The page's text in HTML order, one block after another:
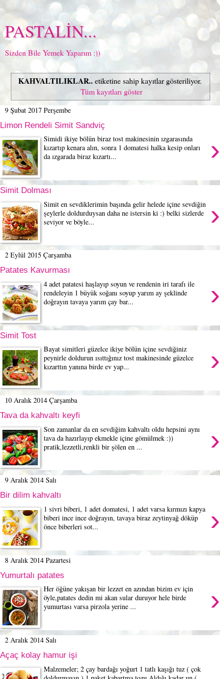
PASTALİN...
Sizden Bile Yemek Yaparım :))
KAHVALTILIKLAR..etiketine sahip kayıtlar gösteriliyor.
Tüm kayıtları göster
9 Şubat 2017 Perşembe
Limon Rendeli Simit Sandviç
›
Simidi ikiye bölün biraz tost makinesinin ızgarasında
kızartıp kenara alın, sonra 1 domatesi halka kesip onları
da ızgarada biraz kızartı...
Simit Dolması
›
Simit en sevdiklerimin başında gelir helede içine sevdiğin
şeylerle doldurduysan daha ne istersin ki :) belki sizlerde
seviyor ve böyle...
2 Eylül 2015 Çarşamba
Patates Kavurması
›
4 adet patatesi haşlayıp soyun ve rendenin iri tarafı ile
rendeleyin 1 büyük soğanı soyup yarım ay şeklinde
doğrayın tavaya yarım çay bar...
Simit Tost
›
Bayat simitleri güzelce ikiye bölün içine sevdiğiniz
peynirle doldurun ısıttığınız tost makinesinde güzelce
kızarttın yanına birde ev yap...
10 Aralık 2014 Çarşamba
Tava da kahvaltı keyfi
›
Son zamanlar da en sevdiğim kahvaltı oldu hepsini aynı
tava da hazırlayıp ekmekle içine gömülmek :))
pratik,lezzetli,renkli bir şölen en ...
9 Aralık 2014 Salı
Bir dilim kahvaltı
›
1 sivri biberi, 1 adet domatesi, 1 adet varsa kırmızı kapya
biberi ince ince doğrayın, tavaya biraz zeytinyağ döküp
önce biberleri sot...
8 Aralık 2014 Pazartesi
Yumurtalı patates
›
Her öğüne yakışan bir lezzet en azından bizim ev için
öyle,patates dedin mi akan sular duruyor hele birde
yumurtası varsa pirzola yerine ...
2 Aralık 2014 Salı
Açaç kolay hamur işi
Malzemeler; 2 çay bardağı yoğurt 1 tatlı kaşığı tuz ( çok